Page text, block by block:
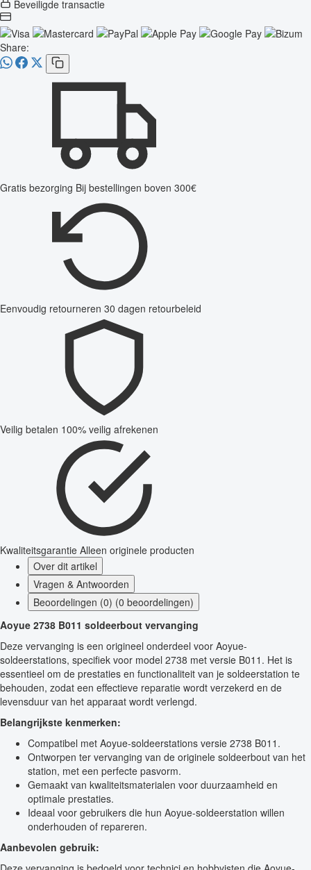
Beveiligde transactie
Share:
Gratis bezorging Bij bestellingen boven 300€
Eenvoudig retourneren 30 dagen retourbeleid
Veilig betalen 100% veilig afrekenen
Kwaliteitsgarantie Alleen originele producten
Over dit artikel
Vragen & Antwoorden
Beoordelingen (0) (0 beoordelingen)
Aoyue 2738 B011 soldeerbout vervanging
Deze vervanging is een origineel onderdeel voor Aoyue-
soldeerstations, specifiek voor model 2738 met versie B011. Het is
essentieel om de prestaties en functionaliteit van je soldeerstation te
behouden, zodat een effectieve reparatie wordt verzekerd en de
levensduur van het apparaat wordt verlengd.
Belangrijkste kenmerken:
Compatibel met Aoyue-soldeerstations versie 2738 B011.
Ontworpen ter vervanging van de originele soldeerbout van het
station, met een perfecte pasvorm.
Gemaakt van kwaliteitsmaterialen voor duurzaamheid en
optimale prestaties.
Ideaal voor gebruikers die hun Aoyue-soldeerstation willen
onderhouden of repareren.
Aanbevolen gebruik: